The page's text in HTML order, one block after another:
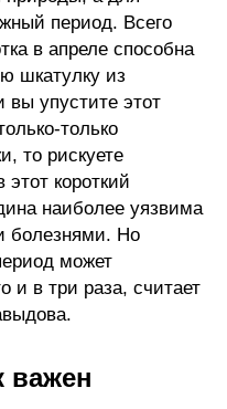
период. Всего
в апреле способна
шкатулку из
вы упустите этот
только
то рискуете
короткий
наиболее уязвима
болезнями. Но
может
и в три раза, считает
важен